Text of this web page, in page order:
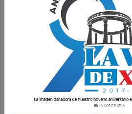
NOTAS DE UNA ESCRIBIENTE
Inicio esta columna con una
nombre de la misma. Hace un
directora editorial de un medio
primeros en Quetzaltenango;
tenía una col
Inicio esta columna con una
nombre de la misma. Hace un